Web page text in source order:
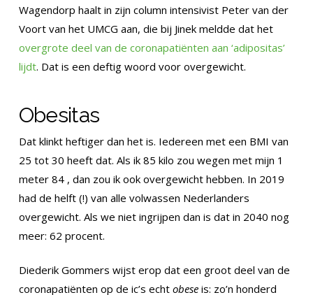
Wagendorp haalt in zijn column intensivist Peter van der
Voort van het UMCG aan, die bij Jinek meldde dat het
overgrote deel van de coronapatiënten aan ‘adipositas’
lijdt. Dat is een deftig woord voor overgewicht.
Obesitas
Dat klinkt heftiger dan het is. Iedereen met een BMI van
25 tot 30 heeft dat. Als ik 85 kilo zou wegen met mijn 1
meter 84 , dan zou ik ook overgewicht hebben. In 2019
had de helft (!) van alle volwassen Nederlanders
overgewicht. Als we niet ingrijpen dan is dat in 2040 nog
meer: 62 procent.
Diederik Gommers wijst erop dat een groot deel van de
coronapatiënten op de ic’s echt obeseis: zo’n honderd